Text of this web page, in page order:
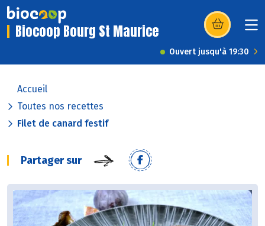
Biocoop Bourg St Maurice (s’ouvre dans
Ouvert jusqu'à 19:30
Accueil
Toutes nos recettes
Filet de canard festif
Partager sur